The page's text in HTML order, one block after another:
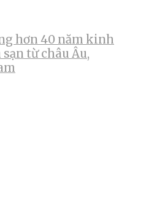
hơn 40 năm kinh
từ châu Âu,